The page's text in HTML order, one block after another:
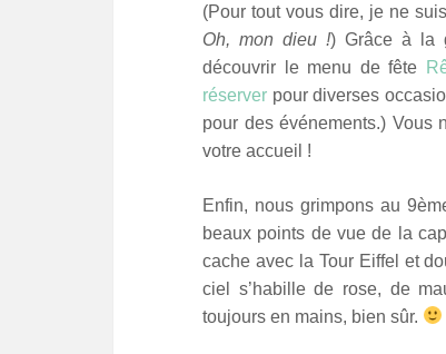
(Pour tout vous dire, je ne
Oh, mon dieu !) Grâce à la
découvrir le menu de fête
réserver pour diverses
pour des événements.) Vous
votre accueil !
Enfin, nous grimpons au
beaux points de vue de la
cache avec la Tour Eiffel et
ciel s’habille de rose, de
toujours en mains, bien sûr.